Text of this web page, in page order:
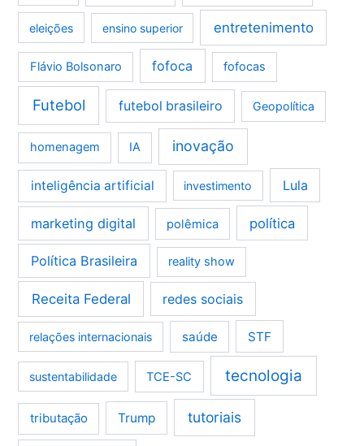
eleições ensino superior entretenimento
Flávio Bolsonaro fofoca fofocas
Futebol futebol brasileiro Geopolítica
homenagem IA inovação
inteligência artificial investimento Lula
marketing digital polêmica política
Política Brasileira reality show
Receita Federal redes sociais
relações internacionais saúde STF
sustentabilidade TCE-SC tecnologia
tributação Trump tutoriais